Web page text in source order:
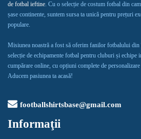
de fotbal ieftine. Cu o selecție de costum fotbal din
șase continente, suntem sursa ta unică pentru prețuri
populare.
Misiunea noastră a fost să oferim fanilor fotbalului din
selecție de echipamente fotbal pentru cluburi și echipe
cumpărare online, cu opțiuni complete de
Aducem pasiunea ta acasă!
footballshirtsbase@gmail.com
Informaţii